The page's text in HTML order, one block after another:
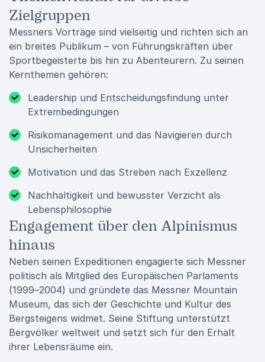
Zielgruppen
Messners Vorträge sind vielseitig und richten sich an
ein breites Publikum – von Führungskräften über
Sportbegeisterte bis hin zu Abenteurern. Zu seinen
Kernthemen gehören:
Leadership und Entscheidungsfindung unter
Extrembedingungen
Risikomanagement und das Navigieren durch
Unsicherheiten
Motivation und das Streben nach Exzellenz
Nachhaltigkeit und bewusster Verzicht als
Lebensphilosophie
Engagement über den Alpinismus
hinaus
Neben seinen Expeditionen engagierte sich Messner
politisch als Mitglied des Europäischen Parlaments
(1999–2004) und gründete das Messner Mountain
Museum, das sich der Geschichte und Kultur des
Bergsteigens widmet. Seine Stiftung unterstützt
Bergvölker weltweit und setzt sich für den Erhalt
ihrer Lebensräume ein.